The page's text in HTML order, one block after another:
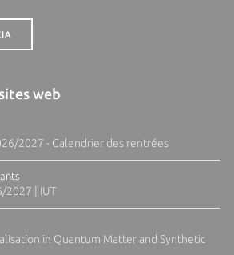
web
2027 - Calendrier des rentrées
2027 | IUT
in Quantum Matter and Synthetic